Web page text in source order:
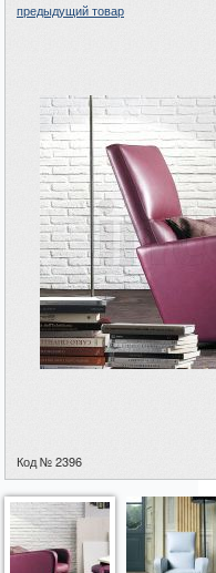
предыдущий товар
Код № 2396